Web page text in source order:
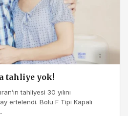
tahliye yok!
tahliyesi 30 yılını
ertelendi. Bolu F Tipi Kapalı